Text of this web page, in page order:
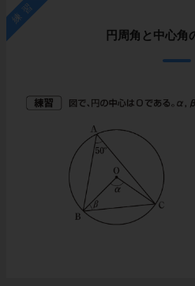
練習
円周角と中心角